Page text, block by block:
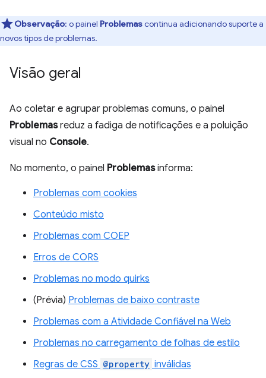
Observação: o painel Problemascontinua adicionando suporte a
novos tipos de problemas.
Visão geral
Ao coletar e agrupar problemas comuns, o painel
Problemasreduz a fadiga de notificações e a poluição
visual no Console.
No momento, o painel Problemasinforma:
Problemas com cookies
Conteúdo misto
Problemas com COEP
Erros de CORS
Problemas no modo quirks
(Prévia) Problemas de baixo contraste
Problemas com a Atividade Confiável na Web
Problemas no carregamento de folhas de estilo
Regras de CSS @property inválidas